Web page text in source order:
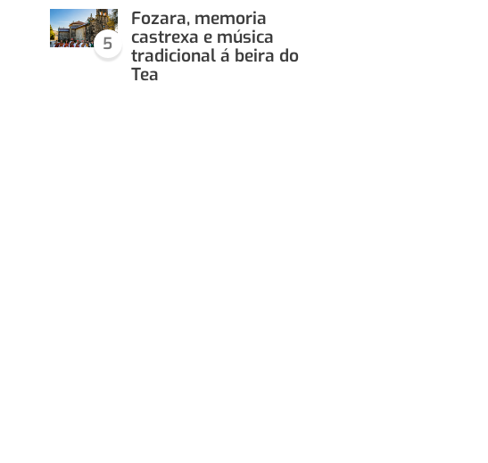
5
Fozara, memoria
castrexa e música
tradicional á beira do
Tea